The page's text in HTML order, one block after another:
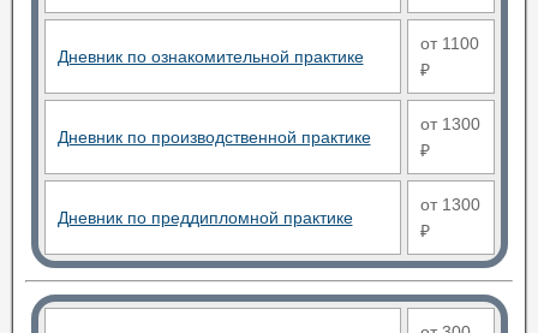
Дневник по ознакомительной практике
от 1100
₽
Дневник по производственной практике
от 1300
₽
Дневник по преддипломной практике
от 1300
₽